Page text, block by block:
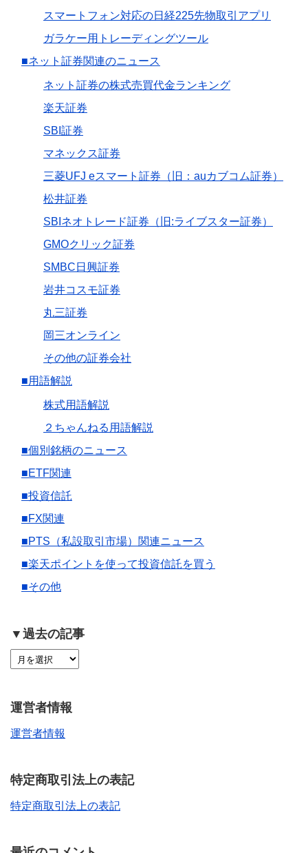
スマートフォン対応の日経225先物取引アプリ
ガラケー用トレーディングツール
■ネット証券関連のニュース
ネット証券の株式売買代金ランキング
楽天証券
SBI証券
マネックス証券
三菱UFJ eスマート証券（旧：auカブコム証券）
松井証券
SBIネオトレード証券（旧:ライブスター証券）
GMOクリック証券
SMBC日興証券
岩井コスモ証券
丸三証券
岡三オンライン
その他の証券会社
■用語解説
株式用語解説
２ちゃんねる用語解説
■個別銘柄のニュース
■ETF関連
■投資信託
■FX関連
■PTS（私設取引市場）関連ニュース
■楽天ポイントを使って投資信託を買う
■その他
▼過去の記事
運営者情報
運営者情報
特定商取引法上の表記
特定商取引法上の表記